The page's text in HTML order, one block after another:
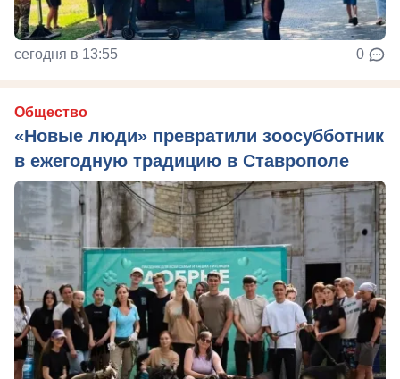
сегодня в 13:55 0
Общество
«Новые люди» превратили зоосубботник
в ежегодную традицию в Ставрополе